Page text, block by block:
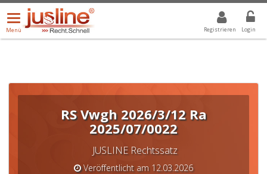
Registrieren Login
Menü
öffnen/schließen
Menü
ALLE DROPDOWN: GEWÄHLTER WERT IST ALLE
RS Vwgh 2026/3/12 Ra
2025/07/0022
JUSLINE Rechtssatz
Veröffentlicht am 12.03.2026